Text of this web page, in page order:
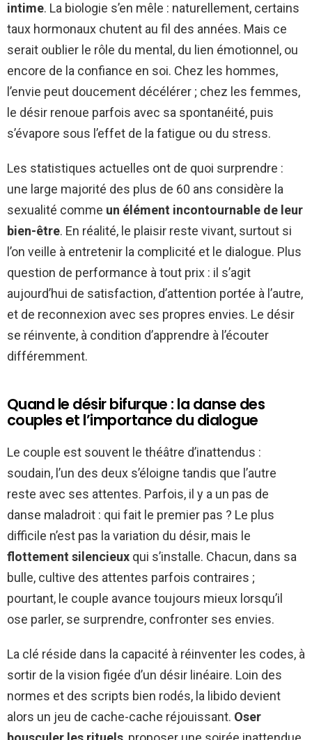
intime. La biologie s’en mêle : naturellement, certains
taux hormonaux chutent au fil des années. Mais ce
serait oublier le rôle du mental, du lien émotionnel, ou
encore de la confiance en soi. Chez les hommes,
l’envie peut doucement décélérer ; chez les femmes,
le désir renoue parfois avec sa spontanéité, puis
s’évapore sous l’effet de la fatigue ou du stress.
Les statistiques actuelles ont de quoi surprendre :
une large majorité des plus de 60 ans considère la
sexualité comme un élément incontournable de leur
bien-être. En réalité, le plaisir reste vivant, surtout si
l’on veille à entretenir la complicité et le dialogue. Plus
question de performance à tout prix : il s’agit
aujourd’hui de satisfaction, d’attention portée à l’autre,
et de reconnexion avec ses propres envies. Le désir
se réinvente, à condition d’apprendre à l’écouter
différemment.
Quand le désir bifurque : la danse des
couples et l’importance du dialogue
Le couple est souvent le théâtre d’inattendus :
soudain, l’un des deux s’éloigne tandis que l’autre
reste avec ses attentes. Parfois, il y a un pas de
danse maladroit : qui fait le premier pas ? Le plus
difficile n’est pas la variation du désir, mais le
flottement silencieux qui s’installe. Chacun, dans sa
bulle, cultive des attentes parfois contraires ;
pourtant, le couple avance toujours mieux lorsqu’il
ose parler, se surprendre, confronter ses envies.
La clé réside dans la capacité à réinventer les codes, à
sortir de la vision figée d’un désir linéaire. Loin des
normes et des scripts bien rodés, la libido devient
alors un jeu de cache-cache réjouissant. Oser